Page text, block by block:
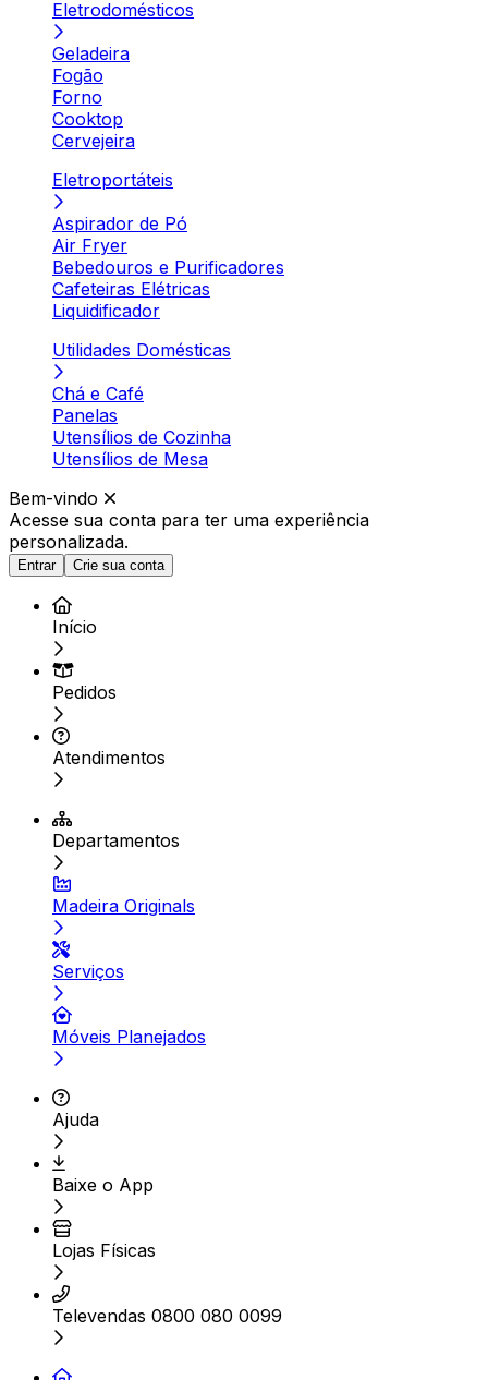
Eletrodomésticos
Geladeira
Fogão
Forno
Cooktop
Cervejeira
Eletroportáteis
Aspirador de Pó
Air Fryer
Bebedouros e Purificadores
Cafeteiras Elétricas
Liquidificador
Utilidades Domésticas
Chá e Café
Panelas
Utensílios de Cozinha
Utensílios de Mesa
Bem-vindo
Acesse sua conta para ter uma experiência
personalizada.
Entrar Crie sua conta
Início
Pedidos
Atendimentos
Departamentos
Madeira Originals
Serviços
Móveis Planejados
Ajuda
Baixe o App
Lojas Físicas
Televendas 0800 080 0099